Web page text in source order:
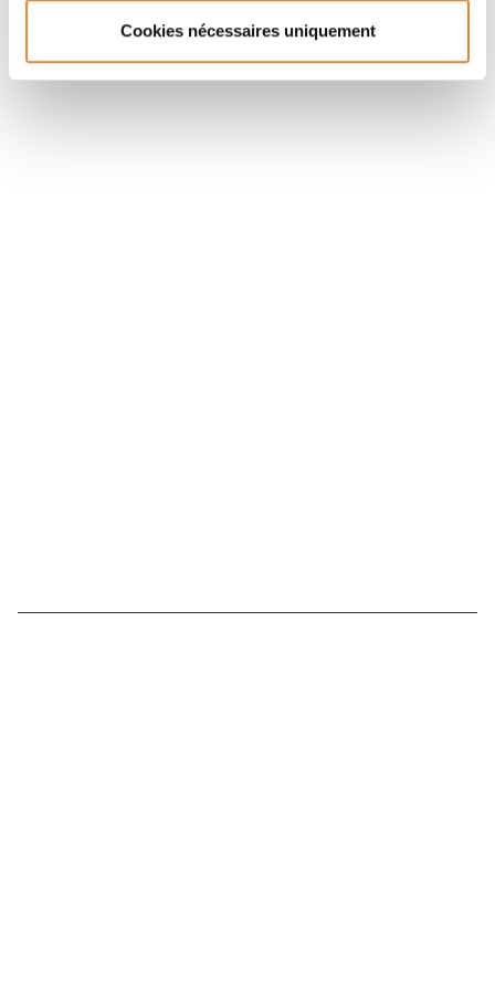
Cookies nécessaires uniquement